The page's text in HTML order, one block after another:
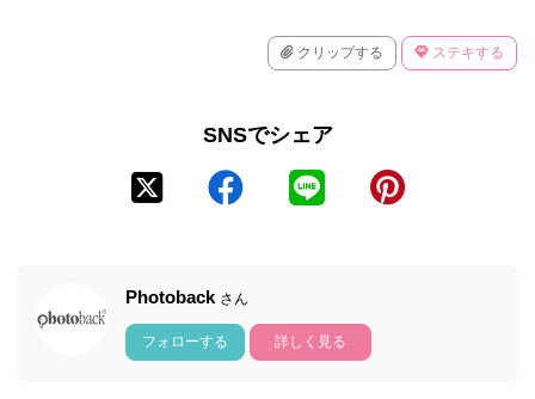
クリップする ステキする
SNSでシェア
Photoback さん
フォローする 詳しく見る